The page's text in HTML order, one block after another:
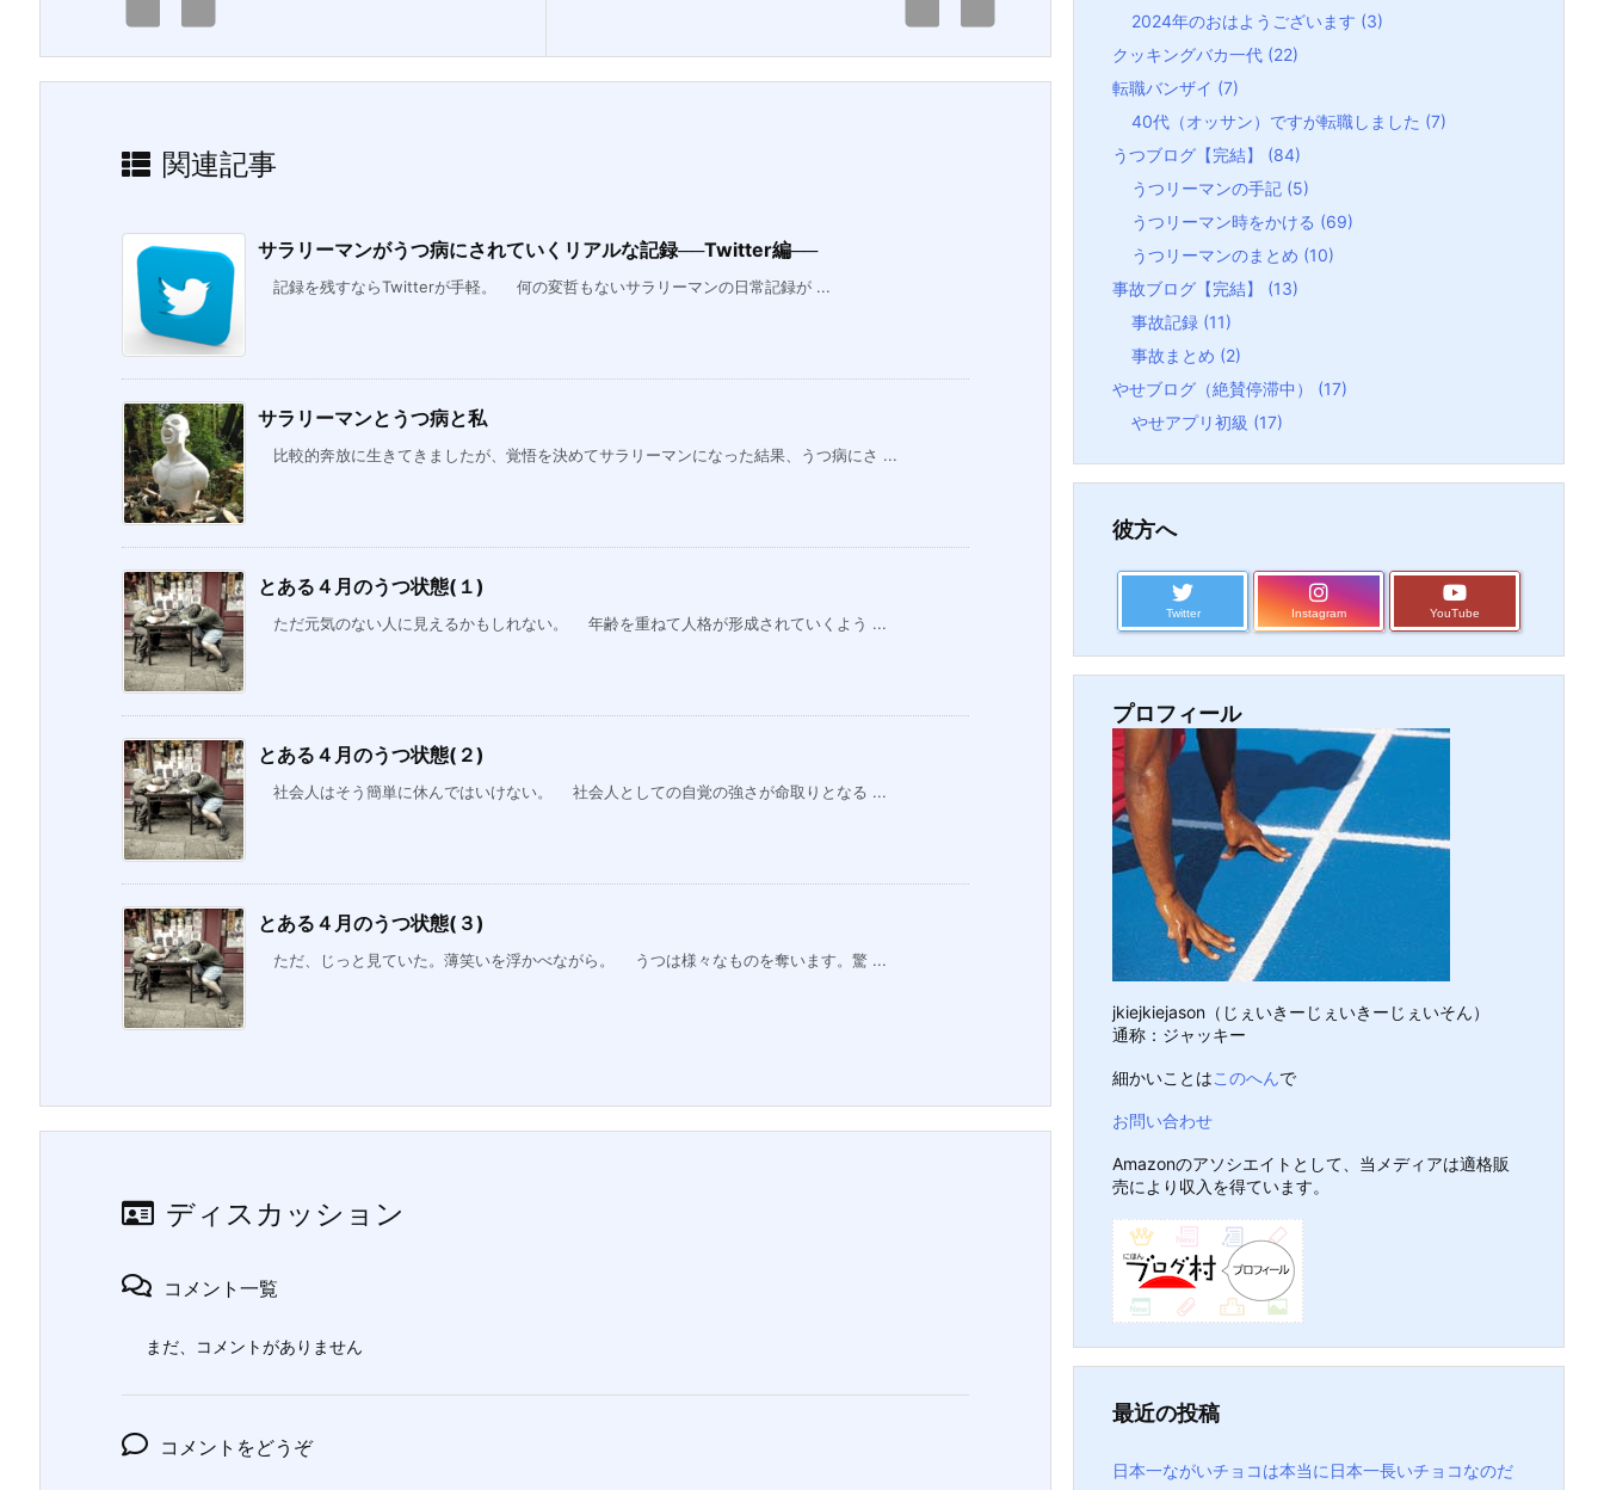
関連記事
サラリーマンがうつ病にされていくリアルな記録──Twitter編──
記録を残すならTwitterが手軽。 何の変哲もないサラリーマンの日常記録が ...
サラリーマンとうつ病と私
比較的奔放に生きてきましたが、覚悟を決めてサラリーマンになった結果、うつ病にさ ...
とある４月のうつ状態(１)
ただ元気のない人に見えるかもしれない。 年齢を重ねて人格が形成されていくよう ...
とある４月のうつ状態(２)
社会人はそう簡単に休んではいけない。 社会人としての自覚の強さが命取りとなる ...
とある４月のうつ状態(３)
ただ、じっと見ていた。薄笑いを浮かべながら。 うつは様々なものを奪います。驚 ...
ディスカッション
コメント一覧
まだ、コメントがありません
コメントをどうぞ
2024年のおはようございます (3)
クッキングバカ一代 (22)
転職バンザイ (7)
40代（オッサン）ですが転職しました (7)
うつブログ【完結】 (84)
うつリーマンの手記 (5)
うつリーマン時をかける (69)
うつリーマンのまとめ (10)
事故ブログ【完結】 (13)
事故記録 (11)
事故まとめ (2)
やせブログ（絶賛停滞中） (17)
やせアプリ初級 (17)
彼方へ
Twitter Instagram YouTube
プロフィール
jkiejkiejason（じぇいきーじぇいきーじぇいそん）
通称：ジャッキー
細かいことはこのへんで
お問い合わせ
Amazonのアソシエイトとして、当メディアは適格販
売により収入を得ています。
最近の投稿
日本一ながいチョコは本当に日本一長いチョコなのだ